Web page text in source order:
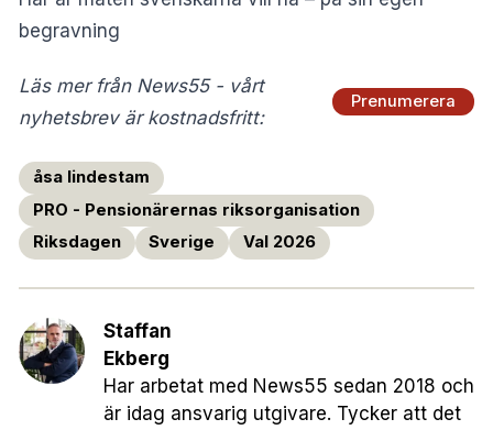
begravning
Läs mer från News55 - vårt
nyhetsbrev är kostnadsfritt:
Prenumerera
åsa lindestam
PRO - Pensionärernas riksorganisation
Riksdagen
Sverige Val 2026
Staffan
Ekberg
Har arbetat med News55 sedan 2018 och
är idag ansvarig utgivare. Tycker att det